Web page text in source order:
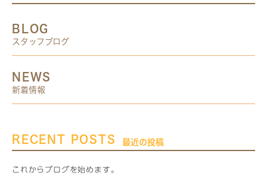
BLOG
スタッフブログ
NEWS
新着情報
RECENT POSTS 最近の投稿
これからブログを始めます。